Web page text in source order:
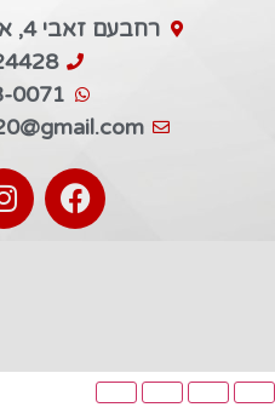
רחבעם זאבי 4, אשקלון (ברנע סנטר)
0071